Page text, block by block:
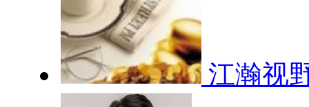
江瀚视